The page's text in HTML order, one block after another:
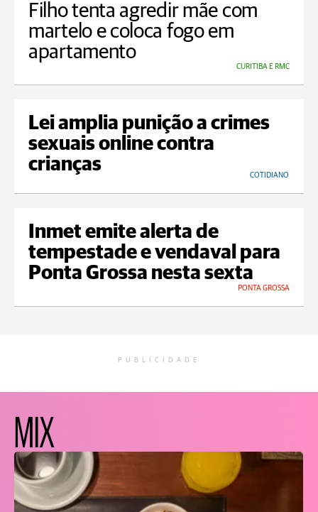
Filho tenta agredir mãe com
martelo e coloca fogo em
apartamento
CURITIBA E RMC
Lei amplia punição a crimes
sexuais online contra
crianças
COTIDIANO
Inmet emite alerta de
tempestade e vendaval para
Ponta Grossa nesta sexta
PONTA GROSSA
PUBLICIDADE
MIX